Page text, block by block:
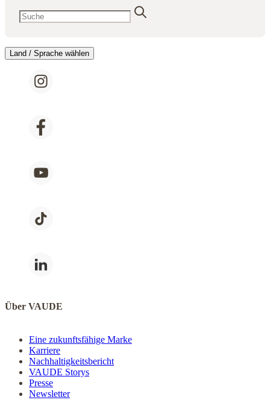
Land / Sprache wählen
Über VAUDE
Eine zukunftsfähige Marke
Karriere
Nachhaltigkeitsbericht
VAUDE Storys
Presse
Newsletter